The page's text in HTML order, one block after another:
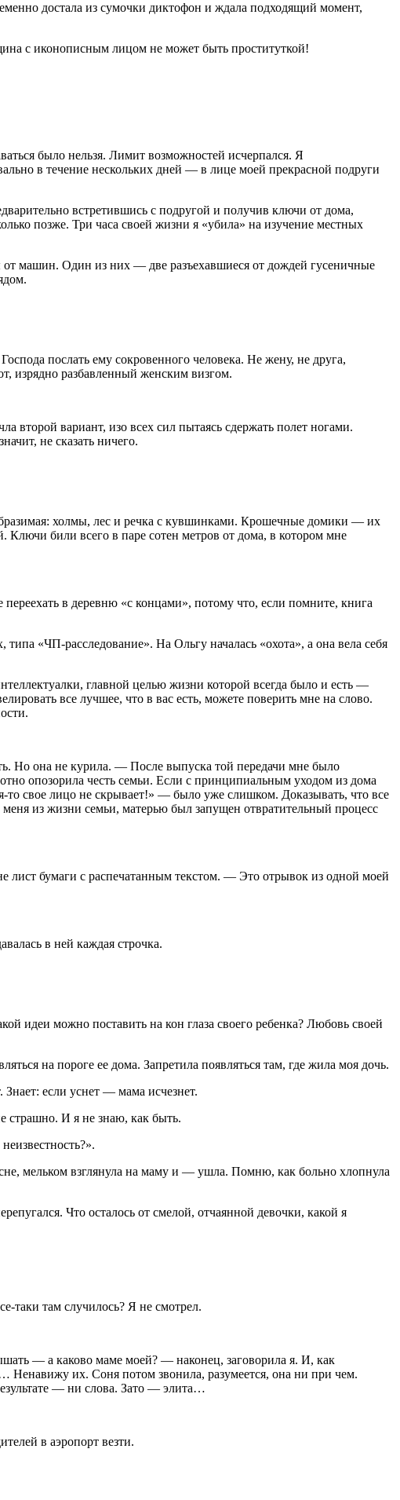
достала из сумочки диктофон и ждала подходящий момент,
с иконописным лицом не может быть проституткой!
было нельзя. Лимит возможностей исчерпался. Я
в течение нескольких дней — в лице моей прекрасной подруги
встретившись с подругой и получив ключи от дома,
позже. Три часа своей жизни я «убила» на изучение местных
от машин. Один из них — две разъехавшиеся от дождей гусеничные
послать ему сокровенного человека. Не жену, не друга,
изрядно разбавленный женским визгом.
второй вариант, изо всех сил пытаясь сдержать полет ногами.
не сказать ничего.
холмы, лес и речка с кувшинками. Крошечные домики — их
били всего в паре сотен метров от дома, в котором мне
в деревню «с концами», потому что, если помните, книга
«ЧП-расследование». На Ольгу началась «охота», а она вела себя
главной целью жизни которой всегда было и есть —
все лучшее, что в вас есть, можете поверить мне на слово.
Но она не курила. — После выпуска той передачи мне было
опозорила честь семьи. Если с принципиальным уходом из дома
то свое лицо не скрывает!» — было уже слишком. Доказывать, что все
из жизни семьи, матерью был запущен отвратительный процесс
бумаги с распечатанным текстом. — Это отрывок из одной моей
в ней каждая строчка.
можно поставить на кон глаза своего ребенка? Любовь своей
на пороге ее дома. Запретила появляться там, где жила моя дочь.
если уснет — мама исчезнет.
страшно. И я не знаю, как быть.
мельком взглянула на маму и — ушла. Помню, как больно хлопнула
Что осталось от смелой, отчаянной девочки, какой я
таки там случилось? Я не смотрел.
— а каково маме моей? — наконец, заговорила я. И, как
Ненавижу их. Соня потом звонила, разумеется, она ни при чем.
— ни слова. Зато — элита…
в аэропорт везти.